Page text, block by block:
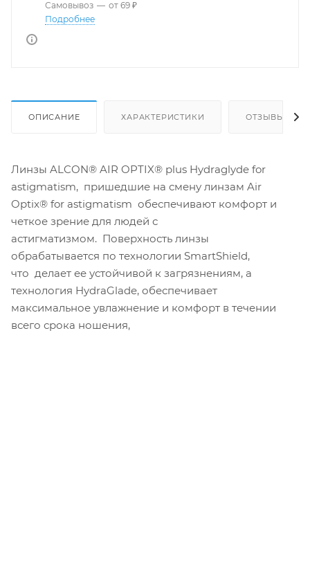
Самовывоз — от 69 ₽
Подробнее
ОПИСАНИЕ ХАРАКТЕРИСТИКИ ОТЗЫВЫ
Линзы ALCON® AIR OPTIX® plus Hydraglyde for
astigmatism, пришедшие на смену линзам Air
Optix® for astigmatism обеспечивают комфорт и
четкое зрение для людей с
астигматизмом. Поверхность линзы
обрабатывается по технологии SmartShield,
что делает ее устойчивой к загрязнениям, а
технология HydraGlade, обеспечивает
максимальное увлажнение и комфорт в течении
всего срока ношения,